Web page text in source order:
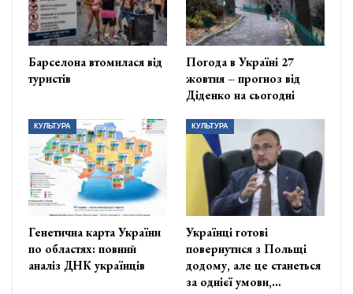
Барселона втомилася від
туристів
Погода в Україні 27
жовтня – прогноз від
Діденко на сьогодні
КУЛЬТУРА
Генетична карта України
по областях: повний
аналіз ДНК українців
КУЛЬТУРА
Українці готові
повернутися з Польщі
додому, але це станеться
за однієї умови,…